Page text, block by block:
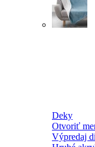
Deky
Otvoriť
Výpredaj